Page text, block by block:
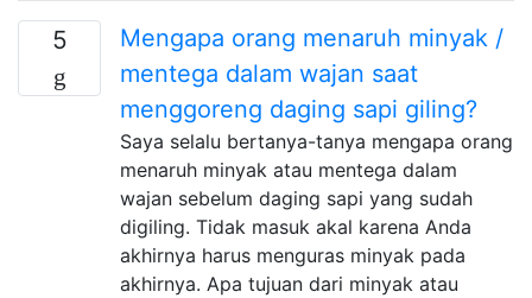
5
Mengapa orang menaruh minyak /
mentega dalam wajan saat
menggoreng daging sapi giling?
Saya selalu bertanya-tanya mengapa orang
menaruh minyak atau mentega dalam
wajan sebelum daging sapi yang sudah
digiling. Tidak masuk akal karena Anda
akhirnya harus menguras minyak pada
akhirnya. Apa tujuan dari minyak atau